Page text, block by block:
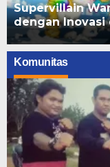
Supervillain
dengan Inovasi
Komunitas